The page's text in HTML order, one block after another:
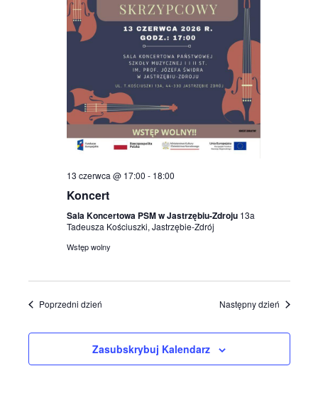
13 czerwca @ 17:00 - 18:00
Koncert
Sala Koncertowa PSM w Jastrzębiu-Zdroju 13a
Tadeusza Kościuszki, Jastrzębie-Zdrój
Wstęp wolny
Poprzedni dzień Następny dzień
Zasubskrybuj Kalendarz